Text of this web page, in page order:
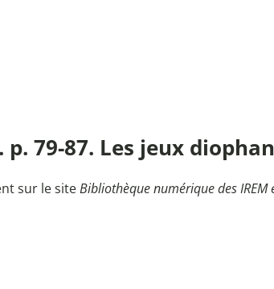
p. 79-87. Les jeux
sur le siteBibliothèque numérique des IREM